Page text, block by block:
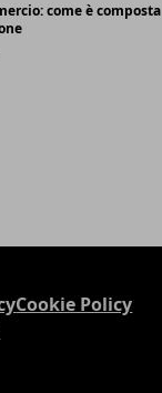
come è composta
Cookie Policy